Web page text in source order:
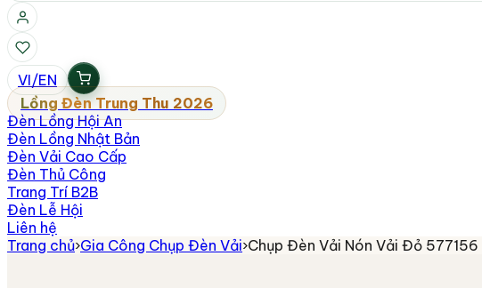
VI/EN
Lồng Đèn Trung Thu 2026
Đèn Lồng Hội An
Đèn Lồng Nhật Bản
Đèn Vải Cao Cấp
Đèn Thủ Công
Trang Trí B2B
Đèn Lễ Hội
Liên hệ
Trang chủ›Gia Công Chụp Đèn Vải›Chụp Đèn Vải Nón Vải Đỏ 577156